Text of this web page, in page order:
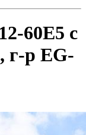
60Е5 с
р EG-